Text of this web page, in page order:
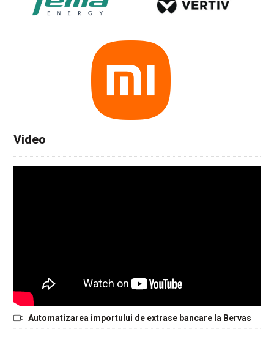
Video
Automatizarea importului de extrase bancare la Bervas